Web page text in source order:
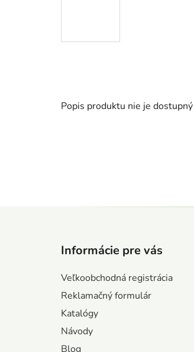
Popis produktu nie je dostupný
Informácie pre vás
Veľkoobchodná registrácia
Reklamačný formulár
Katalógy
Návody
Blog